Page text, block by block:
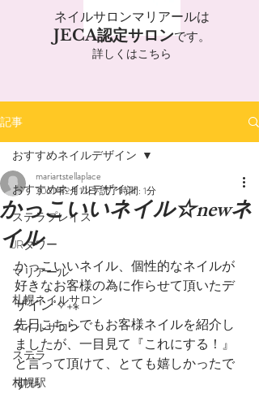
ネイルサロンマリアールは
JECA認定サロンです。
詳しくはこちら
記事
おすすめネイルデザイン
ステラプレイス
JRタワー
マリアール
札幌ネイルサロン
ネイルサロン
ステラ
札幌駅
おすすめネイルデザイン
かっこいいネイル☆newネ
イル
mariartstellaplace
2021年2月12日読了時間: 1分
かっこいいネイル、個性的なネイルが
好きなお客様の為に作らせて頂いたデ
ザイン˚✧₊⁎
先日こちらでもお客様ネイルを紹介し
ましたが、一目見て『これにする！』
と言って頂けて、とても嬉しかったで
す✨